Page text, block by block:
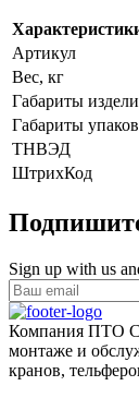
Артикул
Вес, кг
Габариты
Габариты
ТНВЭД
ШтрихКод
Sign up with us
Компания ПТО
монтаже и
кранов,